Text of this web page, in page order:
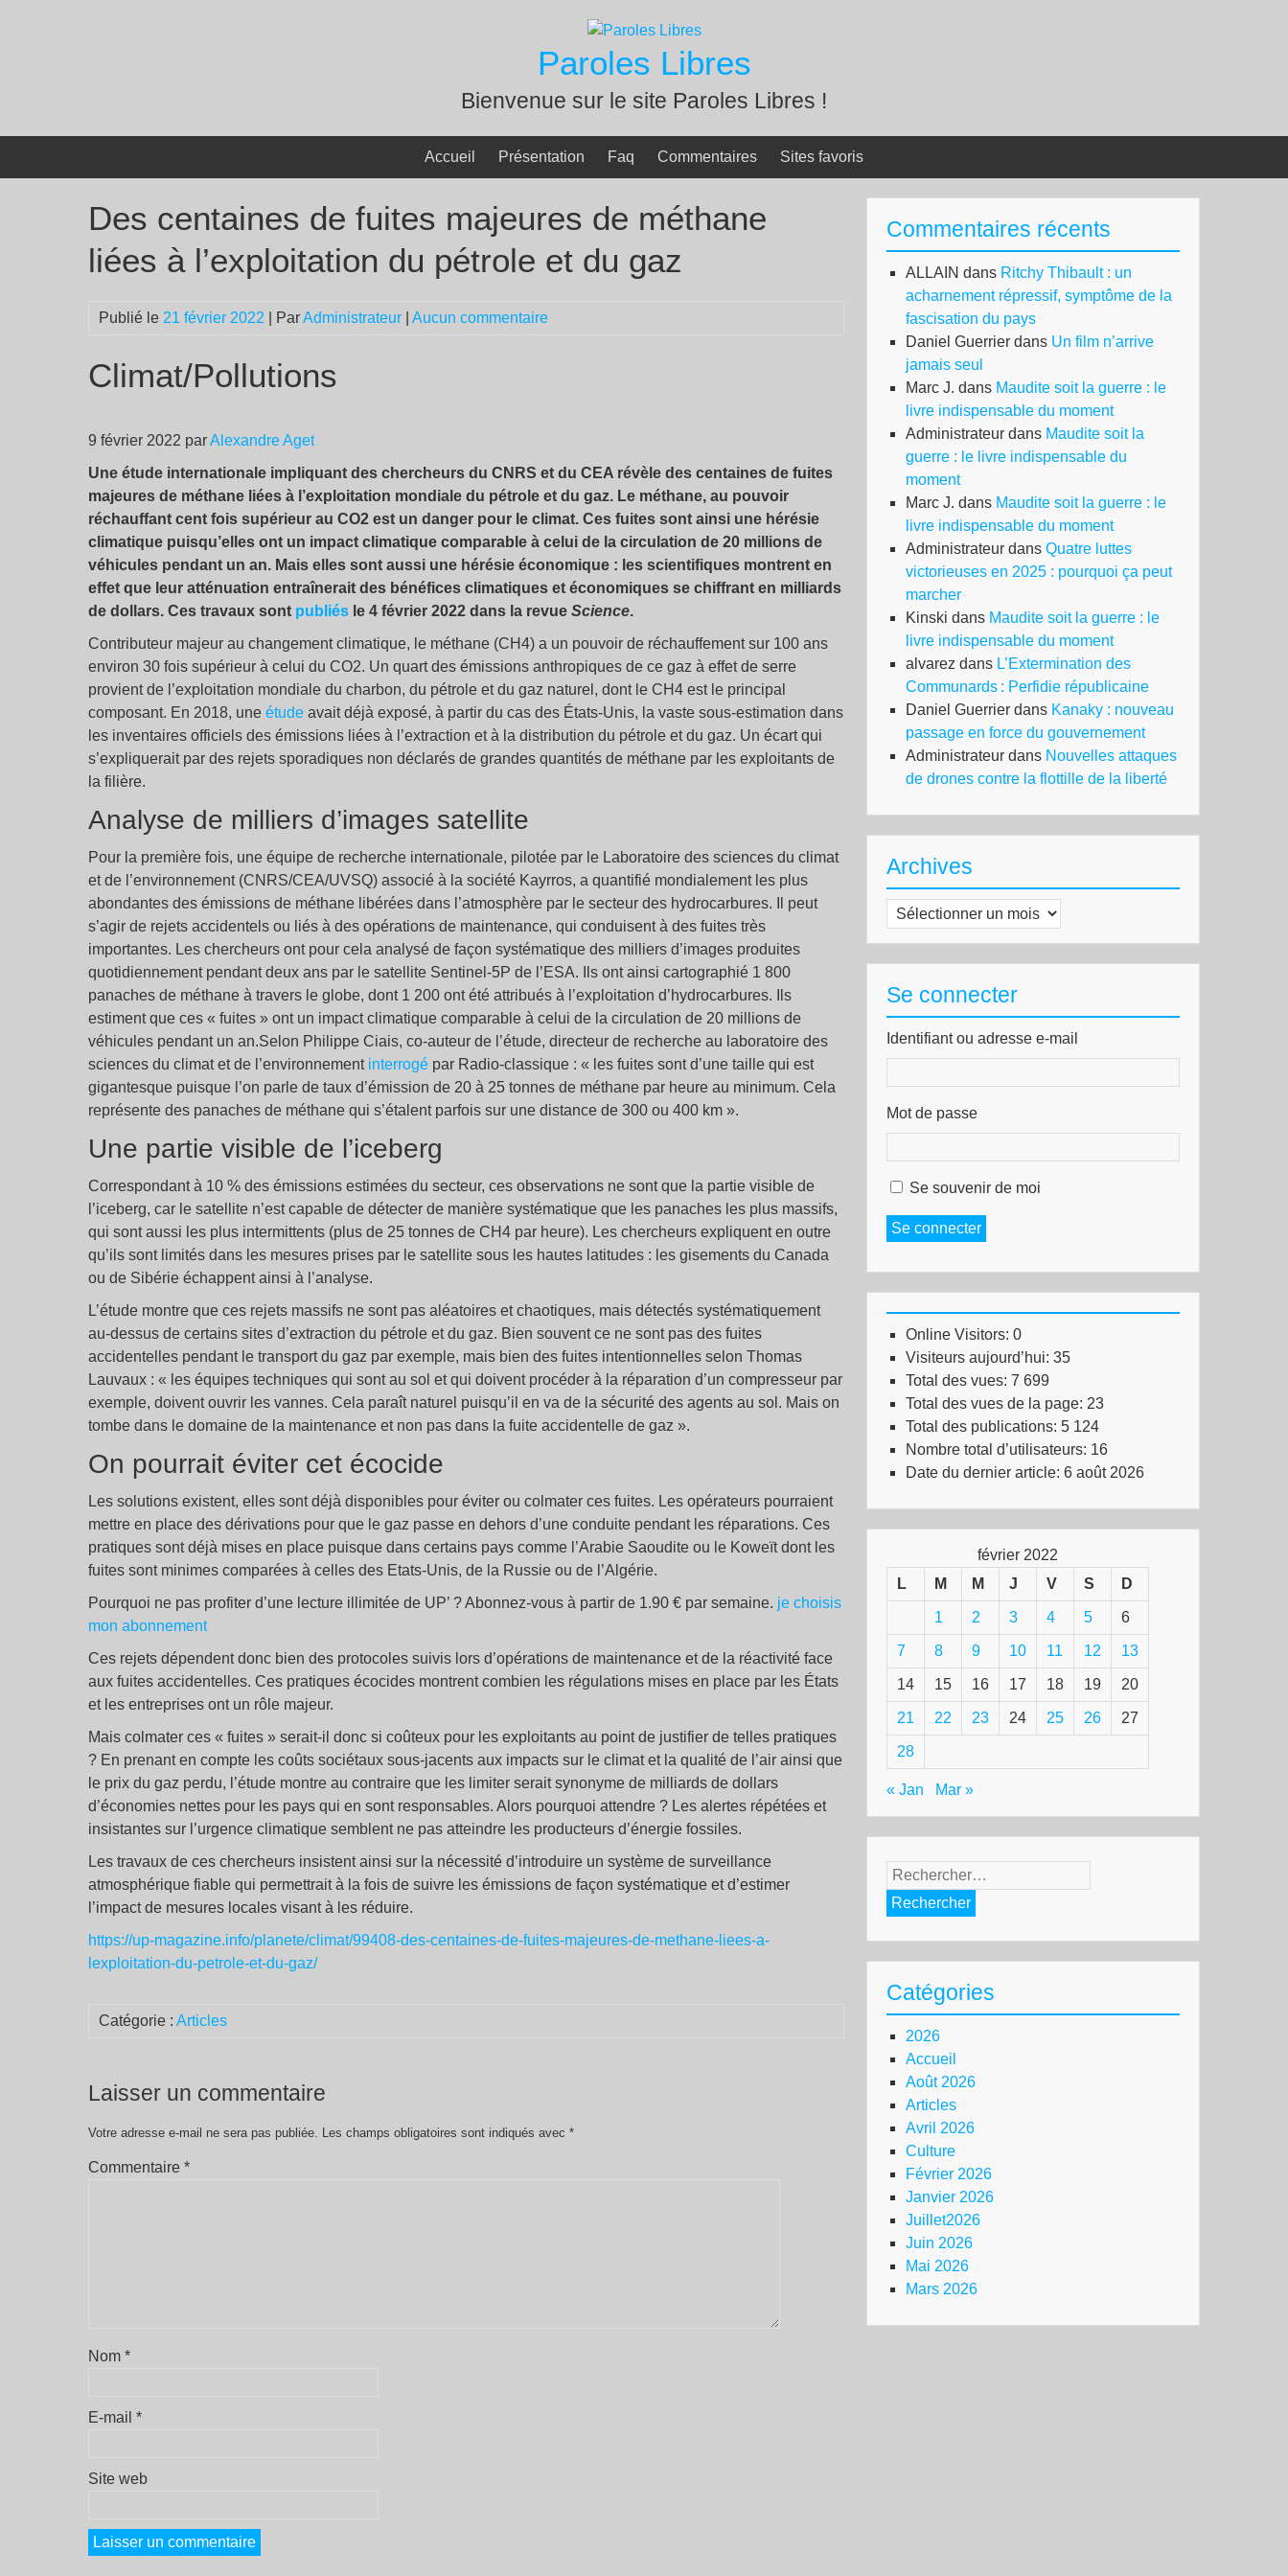
Paroles Libres
Bienvenue sur le site Paroles Libres !
Accueil Présentation Faq Commentaires Sites favoris
Des centaines de fuites majeures de méthane
liées à l’exploitation du pétrole et du gaz
Publié le 21 février 2022 | ParAdministrateur Aucun commentaire
Climat/Pollutions
9 février 2022 parAlexandre Aget
Une étude internationale impliquant des chercheurs du CNRS et du CEA révèle des centaines de fuites
majeures de méthane liées à l’exploitation mondiale du pétrole et du gaz. Le méthane, au pouvoir
réchauffant cent fois supérieur au CO2 est un danger pour le climat. Ces fuites sont ainsi une hérésie
climatique puisqu’elles ont un impact climatique comparable à celui de la circulation de 20 millions de
véhicules pendant un an. Mais elles sont aussi une hérésie économique : les scientifiques montrent en
effet que leur atténuation entraînerait des bénéfices climatiques et économiques se chiffrant en milliards
de dollars. Ces travaux sont publiés le 4 février 2022 dans la revue Science.
Contributeur majeur au changement climatique, le méthane (CH4) a un pouvoir de réchauffement sur 100 ans
environ 30 fois supérieur à celui du CO2. Un quart des émissions anthropiques de ce gaz à effet de serre
provient de l’exploitation mondiale du charbon, du pétrole et du gaz naturel, dont le CH4 est le principal
composant. En 2018, une étude avait déjà exposé, à partir du cas des États-Unis, la vaste sous-estimation dans
les inventaires officiels des émissions liées à l’extraction et à la distribution du pétrole et du gaz. Un écart qui
s’expliquerait par des rejets sporadiques non déclarés de grandes quantités de méthane par les exploitants de
la filière.
Analyse de milliers d’images satellite
Pour la première fois, une équipe de recherche internationale, pilotée par le Laboratoire des sciences du climat
et de l’environnement (CNRS/CEA/UVSQ) associé à la société Kayrros, a quantifié mondialement les plus
abondantes des émissions de méthane libérées dans l’atmosphère par le secteur des hydrocarbures. Il peut
s’agir de rejets accidentels ou liés à des opérations de maintenance, qui conduisent à des fuites très
importantes. Les chercheurs ont pour cela analysé de façon systématique des milliers d’images produites
quotidiennement pendant deux ans par le satellite Sentinel-5P de l’ESA. Ils ont ainsi cartographié 1 800
panaches de méthane à travers le globe, dont 1 200 ont été attribués à l’exploitation d’hydrocarbures. Ils
estiment que ces « fuites » ont un impact climatique comparable à celui de la circulation de 20 millions de
véhicules pendant un an.Selon Philippe Ciais, co-auteur de l’étude, directeur de recherche au laboratoire des
sciences du climat et de l’environnement interrogé par Radio-classique : « les fuites sont d’une taille qui est
gigantesque puisque l’on parle de taux d’émission de 20 à 25 tonnes de méthane par heure au minimum. Cela
représente des panaches de méthane qui s’étalent parfois sur une distance de 300 ou 400 km ».
Une partie visible de l’iceberg
Correspondant à 10 % des émissions estimées du secteur, ces observations ne sont que la partie visible de
l’iceberg, car le satellite n’est capable de détecter de manière systématique que les panaches les plus massifs,
qui sont aussi les plus intermittents (plus de 25 tonnes de CH4 par heure). Les chercheurs expliquent en outre
qu’ils sont limités dans les mesures prises par le satellite sous les hautes latitudes : les gisements du Canada
ou de Sibérie échappent ainsi à l’analyse.
L’étude montre que ces rejets massifs ne sont pas aléatoires et chaotiques, mais détectés systématiquement
au-dessus de certains sites d’extraction du pétrole et du gaz. Bien souvent ce ne sont pas des fuites
accidentelles pendant le transport du gaz par exemple, mais bien des fuites intentionnelles selon Thomas
Lauvaux : « les équipes techniques qui sont au sol et qui doivent procéder à la réparation d’un compresseur par
exemple, doivent ouvrir les vannes. Cela paraît naturel puisqu’il en va de la sécurité des agents au sol. Mais on
tombe dans le domaine de la maintenance et non pas dans la fuite accidentelle de gaz ».
On pourrait éviter cet écocide
Les solutions existent, elles sont déjà disponibles pour éviter ou colmater ces fuites. Les opérateurs pourraient
mettre en place des dérivations pour que le gaz passe en dehors d’une conduite pendant les réparations. Ces
pratiques sont déjà mises en place puisque dans certains pays comme l’Arabie Saoudite ou le Koweït dont les
fuites sont minimes comparées à celles des Etats-Unis, de la Russie ou de l’Algérie.
Pourquoi ne pas profiter d’une lecture illimitée de UP’ ? Abonnez-vous à partir de 1.90 € par semaine. je choisis
mon abonnement
Ces rejets dépendent donc bien des protocoles suivis lors d’opérations de maintenance et de la réactivité face
aux fuites accidentelles. Ces pratiques écocides montrent combien les régulations mises en place par les États
et les entreprises ont un rôle majeur.
Mais colmater ces « fuites » serait-il donc si coûteux pour les exploitants au point de justifier de telles pratiques
? En prenant en compte les coûts sociétaux sous-jacents aux impacts sur le climat et la qualité de l’air ainsi que
le prix du gaz perdu, l’étude montre au contraire que les limiter serait synonyme de milliards de dollars
d’économies nettes pour les pays qui en sont responsables. Alors pourquoi attendre ? Les alertes répétées et
insistantes sur l’urgence climatique semblent ne pas atteindre les producteurs d’énergie fossiles.
Les travaux de ces chercheurs insistent ainsi sur la nécessité d’introduire un système de surveillance
atmosphérique fiable qui permettrait à la fois de suivre les émissions de façon systématique et d’estimer
l’impact de mesures locales visant à les réduire.
https://up-magazine.info/planete/climat/99408-des-centaines-de-fuites-majeures-de-methane-liees-a-
lexploitation-du-petrole-et-du-gaz/
Catégorie : Articles
Laisser un commentaire
Votre adresse e-mail ne sera pas publiée. Les champs obligatoires sont indiqués avec *
Commentaire *
Nom *
E-mail *
Site web
Commentaires récents
ALLAIN dans Ritchy Thibault : un
acharnement répressif, symptôme de la
fascisation du pays
Daniel Guerrier dans Un film n’arrive
jamais seul
Marc J. dans Maudite soit la guerre : le
livre indispensable du moment
Administrateur dans Maudite soit la
guerre : le livre indispensable du
moment
Marc J. dans Maudite soit la guerre : le
livre indispensable du moment
Administrateur dans Quatre luttes
victorieuses en 2025 : pourquoi ça peut
marcher
Kinski dans Maudite soit la guerre : le
livre indispensable du moment
alvarez dans L’Extermination des
Communards : Perfidie républicaine
Daniel Guerrier dans Kanaky : nouveau
passage en force du gouvernement
Administrateur dans Nouvelles attaques
de drones contre la flottille de la liberté
Archives
Archives
Se connecter
Identifiant ou adresse e-mail
Mot de passe
Se souvenir de moi
Se connecter
Online Visitors: 0
Visiteurs aujourd’hui: 35
Total des vues: 7 699
Total des vues de la page: 23
Total des publications: 5 124
Nombre total d’utilisateurs: 16
Date du dernier article: 6 août 2026
février 2022
L
M M J V S D
1 2 3 4 5 6
7 8 9 10 11 12 13
14 15 16 17 18 19 20
21 22 23 24 25 26 27
28
« Jan Mar »
Rechercher :
Catégories
2026
Accueil
Août 2026
Articles
Avril 2026
Culture
Février 2026
Janvier 2026
Juillet2026
Juin 2026
Mai 2026
Mars 2026